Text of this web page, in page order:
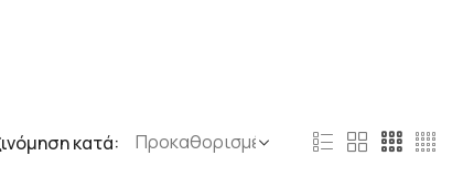
κατά: